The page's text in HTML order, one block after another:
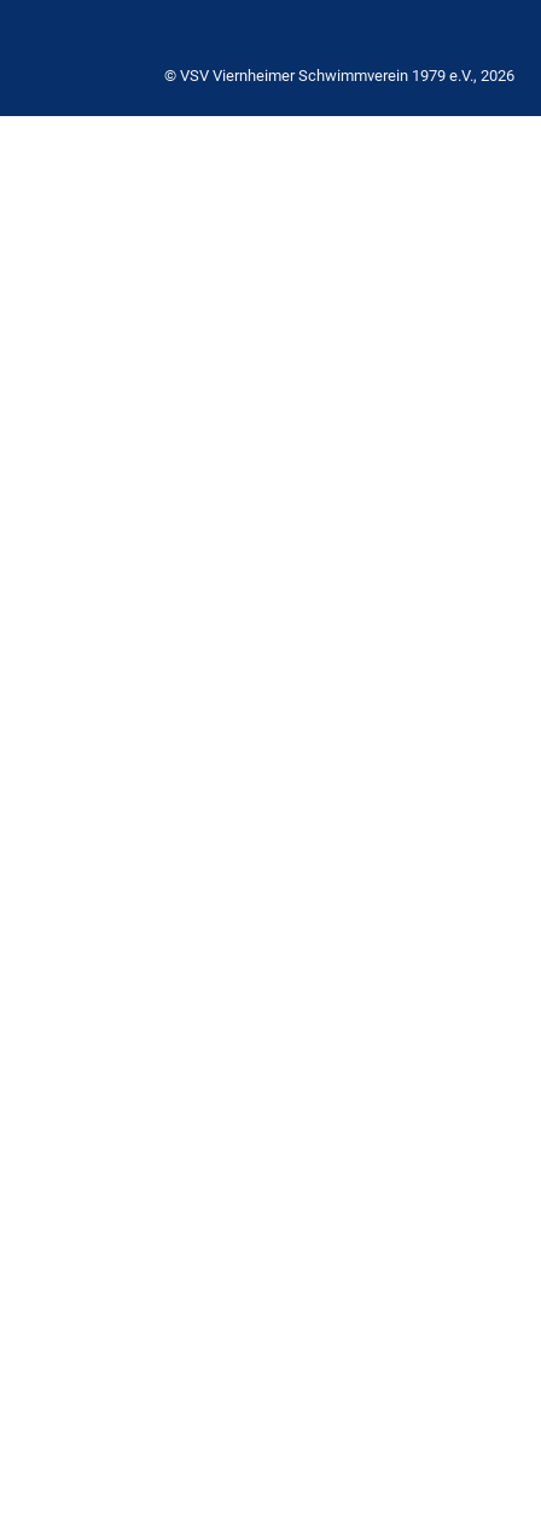
© VSV Viernheimer Schwimmverein 1979 e.V., 2026